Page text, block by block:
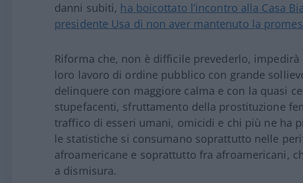
danni subiti, ha boicottato l’incontro alla Casa
presidente Usa di non aver mantenuto la
Riforma che, non è difficile prevederlo,
loro lavoro di ordine pubblico con grande
delinquere con maggiore calma e con la quasi
stupefacenti, sfruttamento della prostituzione
traffico di esseri umani, omicidi e chi più ne ha
le statistiche si consumano soprattutto nelle
afroamericane e soprattutto fra afroamericani,
a dismisura.